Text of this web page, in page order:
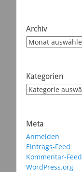
Archiv
Archiv
Kategorien
Kategorien
Meta
Anmelden
Eintrags-Feed
Kommentar-Feed
WordPress.org